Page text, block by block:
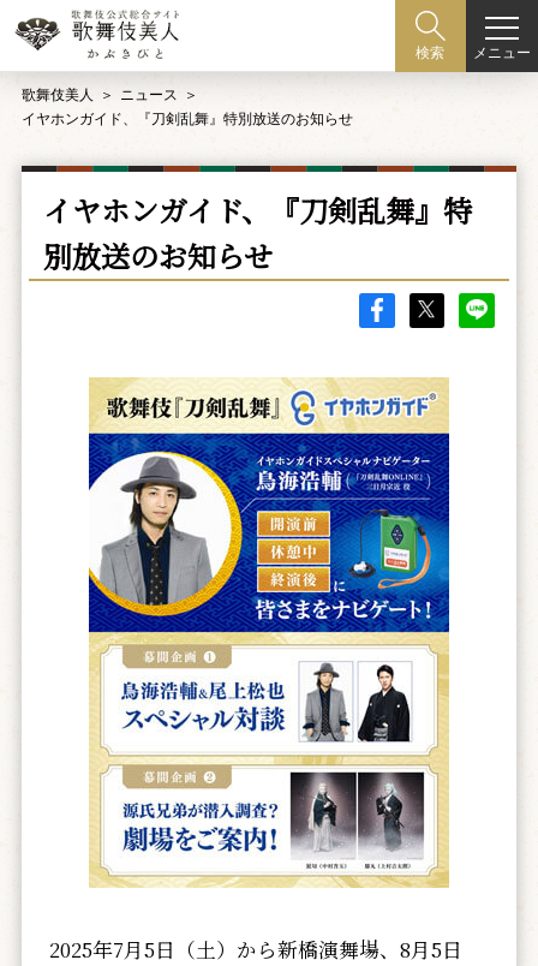
検索 メニュー
歌舞伎美人
ニュース
イヤホンガイド、『刀剣乱舞』特別放送のお知らせ
イヤホンガイド、『刀剣乱舞』特
別放送のお知らせ
2025年7月5日（土）から新橋演舞場、8月5日